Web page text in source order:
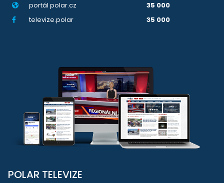
portál polar.cz
35 000
televize.polar
35 000
POLAR TELEVIZE